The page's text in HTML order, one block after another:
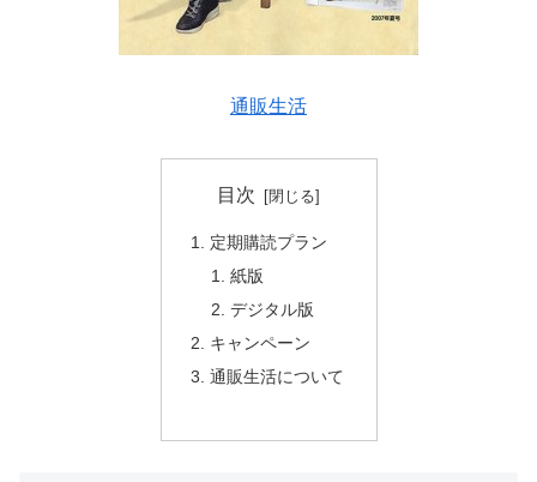
通販生活
目次
定期購読プラン
紙版
デジタル版
キャンペーン
通販生活について